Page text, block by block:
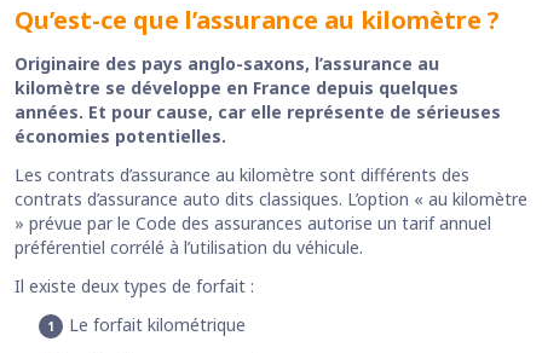
Qu’est-ce que l’assurance au kilomètre ?
Originaire des pays anglo-saxons, l’assurance au
kilomètre se développe en France depuis quelques
années. Et pour cause, car elle représente de sérieuses
économies potentielles.
Les contrats d’assurance au kilomètre sont différents des
contrats d’assurance auto dits classiques. L’option « au kilomètre
» prévue par le Code des assurances autorise un tarif annuel
préférentiel corrélé à l’utilisation du véhicule.
Il existe deux types de forfait :
Le forfait kilométrique